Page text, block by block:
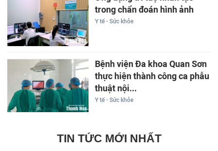
trong chẩn đoán hình ảnh
Y tế - Sức khỏe
Bệnh viện Đa khoa Quan Sơn
thực hiện thành công ca phẫu
thuật nội...
Y tế - Sức khỏe
TIN TỨC MỚI NHẤT